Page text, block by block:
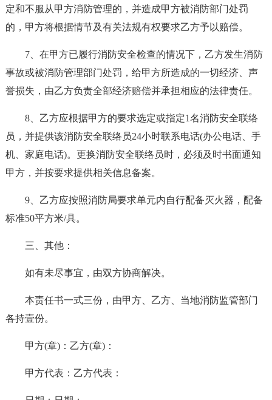
定和不服从甲方消防管理的，并造成甲方被消防部门处罚
的，甲方将根据情节及有关法规有权要求乙方予以赔偿。
7、在甲方已履行消防安全检查的情况下，乙方发生消防
事故或被消防管理部门处罚，给甲方所造成的一切经济、声
誉损失，由乙方负责全部经济赔偿并承担相应的法律责任。
8、乙方应根据甲方的要求选定或指定1名消防安全联络
员，并提供该消防安全联络员24小时联系电话(办公电话、手
机、家庭电话)。更换消防安全联络员时，必须及时书面通知
甲方，并按要求提供相关信息备案。
9、乙方应按照消防局要求单元内自行配备灭火器，配备
标准50平方米/具。
三、其他：
如有未尽事宜，由双方协商解决。
本责任书一式三份，由甲方、乙方、当地消防监管部门
各持壹份。
甲方(章)：乙方(章)：
甲方代表：乙方代表：